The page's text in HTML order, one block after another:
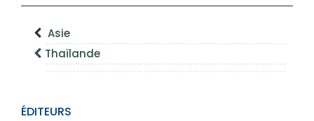
Asie
Thaïlande
ÉDITEURS